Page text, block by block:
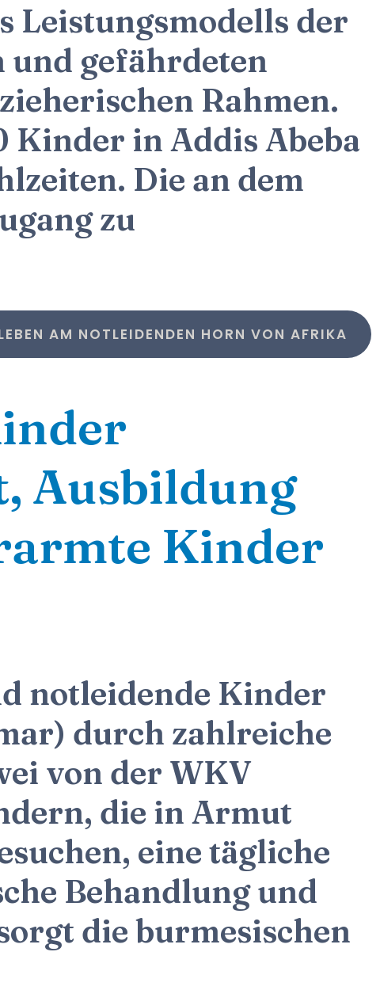
Leistungsmodells der
und gefährdeten
Rahmen.
in Addis Abeba
Die an dem
zu
AM NOTLEIDENDEN HORN VON AFRIKA
Ausbildung
Kinder
notleidende Kinder
durch zahlreiche
von der WKV
die in Armut
eine tägliche
Behandlung und
die burmesischen